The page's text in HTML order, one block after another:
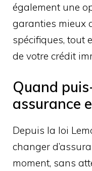
également une
garanties mieux
spécifiques, tout
de votre crédit
Quand
assurance
Depuis la loi
changer
moment, sans